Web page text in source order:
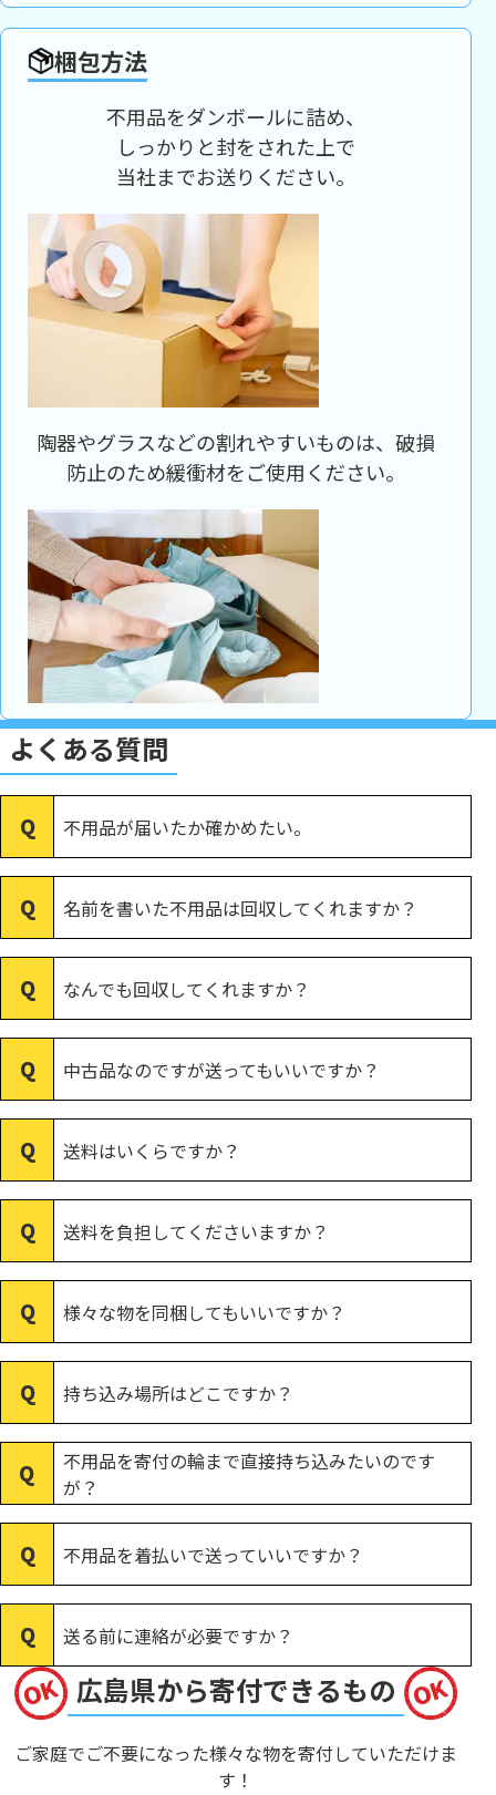
梱包方法
不用品をダンボールに詰め、
しっかりと封をされた上で
当社までお送りください。
陶器やグラスなどの割れやすいものは、破損
防止のため緩衝材をご使用ください。
よくある質問
不用品が届いたか確かめたい。
名前を書いた不用品は回収してくれますか？
なんでも回収してくれますか？
中古品なのですが送ってもいいですか？
送料はいくらですか？
送料を負担してくださいますか？
様々な物を同梱してもいいですか？
持ち込み場所はどこですか？
不用品を寄付の輪まで直接持ち込みたいのです
が？
不用品を着払いで送っていいですか？
送る前に連絡が必要ですか？
広島県から寄付できるもの
ご家庭でご不要になった様々な物を寄付していただけま
す！